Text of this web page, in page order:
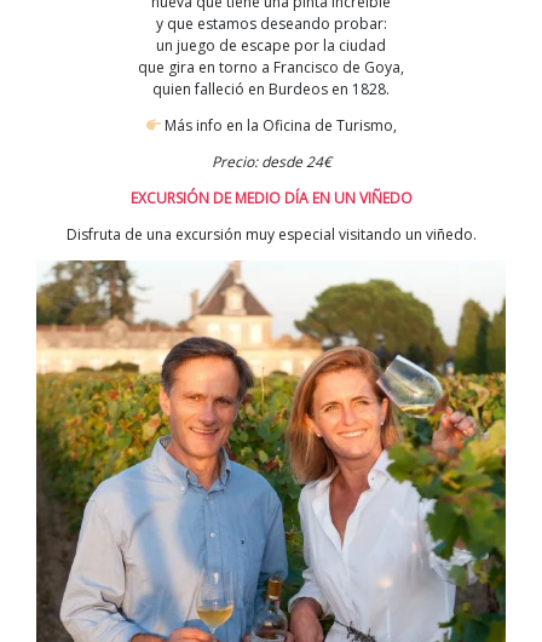
y que estamos deseando probar:
un juego de escape por la ciudad
que gira en torno a Francisco de Goya,
quien falleció en Burdeos en 1828.
Más info en la Oficina de Turismo,
Precio: desde 24€
EXCURSIÓN DE MEDIO DÍA EN UN VIÑEDO
Disfruta de una excursión muy especial visitando un viñedo.